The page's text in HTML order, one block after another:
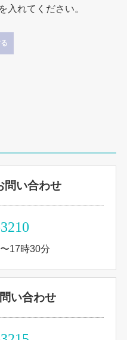
入れてください。
問い合わせ
17時30分
い合わせ